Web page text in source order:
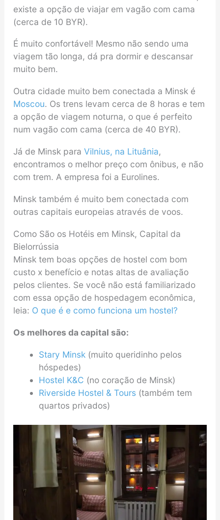
existe a opção de viajar em vagão com cama
(cerca de 10 BYR).
É muito confortável! Mesmo não sendo uma
viagem tão longa, dá pra dormir e descansar
muito bem.
Outra cidade muito bem conectada a Minsk é
Moscou. Os trens levam cerca de 8 horas e tem
a opção de viagem noturna, o que é perfeito
num vagão com cama (cerca de 40 BYR).
Já de Minsk para Vilnius, na Lituânia,
encontramos o melhor preço com ônibus, e não
com trem. A empresa foi a Eurolines.
Minsk também é muito bem conectada com
outras capitais europeias através de voos.
Como São os Hotéis em Minsk, Capital da
Bielorrússia
Minsk tem boas opções de hostel com bom
custo x benefício e notas altas de avaliação
pelos clientes. Se você não está familiarizado
com essa opção de hospedagem econômica,
leia: O que é e como funciona um hostel?
Os melhores da capital são:
Stary Minsk(muito queridinho pelos
hóspedes)
Hostel K&C (no coração de Minsk)
Riverside Hostel & Tours (também tem
quartos privados)